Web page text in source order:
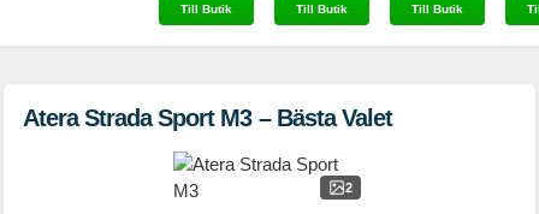
Till Butik Till Butik Till Butik
Atera Strada Sport M3 – Bästa Valet
2